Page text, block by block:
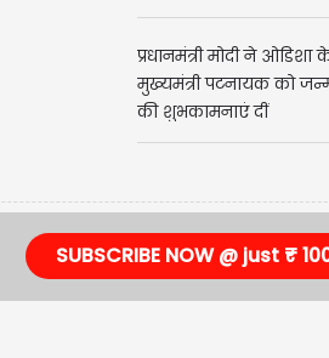
प्रधानमंत्री मोदी ने ओडिशा
मुख्यमंत्री पटनायक को
की शुभकामनाएं दीं
SUBSCRIBE NOW @ just ₹